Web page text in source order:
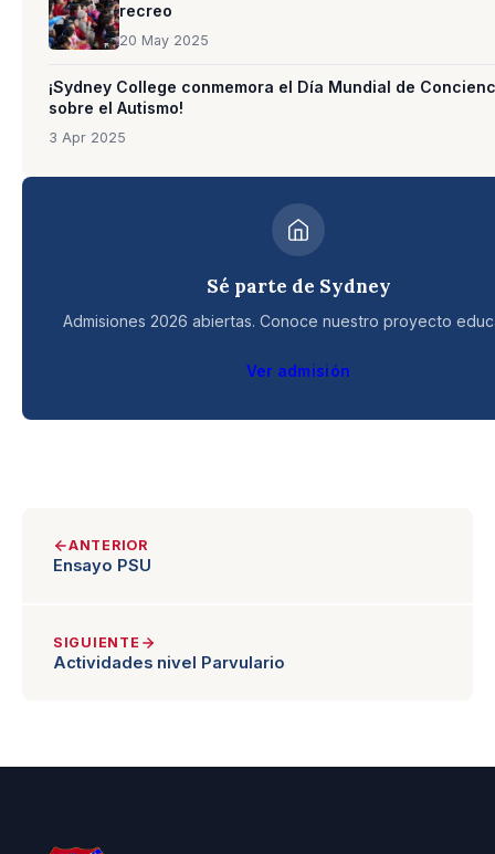
recreo
20 May 2025
¡Sydney College conmemora el Día Mundial de
sobre el Autismo!
3 Apr 2025
Sé parte de Sydney
Admisiones 2026 abiertas. Conoce nuestro proyecto
Ver admisión
ANTERIOR
Ensayo PSU
SIGUIENTE
Actividades nivel Parvulario